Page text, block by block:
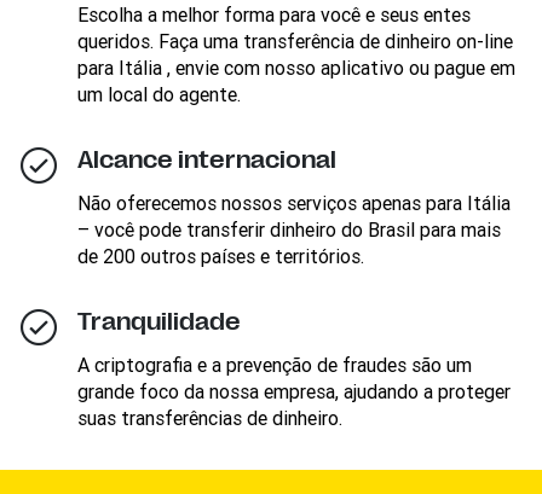
Escolha a melhor forma para você e seus entes
queridos. Faça uma transferência de dinheiro on-line
para Itália , envie com nosso aplicativo ou pague em
um local do agente.
Alcance internacional
Não oferecemos nossos serviços apenas para Itália
– você pode transferir dinheiro do Brasil para mais
de 200 outros países e territórios.
Tranquilidade
A criptografia e a prevenção de fraudes são um
grande foco da nossa empresa, ajudando a proteger
suas transferências de dinheiro.